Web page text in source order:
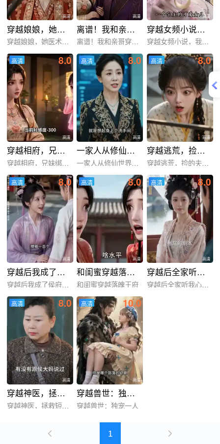
高清
穿越娘娘，她医术通天
穿越娘娘，她医术通天
高清
离谱！我和亲哥穿越绑定相反任务
离谱！我和亲哥穿越绑定相
高清
穿越女频小说，我西格玛男人摊牌了！第一季
穿越女频小说，我西格玛男
高清
8.0
穿越相府，兄妹绑错系统爆红了!
穿越相府，兄妹绑错系统爆
高清
高清
高清
8.0
一家人从修仙世界穿越过来
一家人从修仙世界穿越过来
高清
高清
高清
8.0
穿越逃荒，捡的夫君是大佬
穿越逃荒，捡的夫君是大佬
高清
高清
高清
8.0
穿越后我成了侯府CEO
穿越后我成了侯府CEO
高清
高清
高清
8.0
和闺蜜穿越落魄王府
和闺蜜穿越落魄王府
高清
高清
高清
8.0
穿越后全家听我心声觉醒了我躺赢
穿越后全家听我心声觉醒了
高清
高清
高清
8.0
穿越神医，拯救短剧世界
穿越神医，拯救短剧世界
高清
高清
高清
10.0
穿越兽世：独宠一人
穿越兽世：独宠一人
高清
高清
1